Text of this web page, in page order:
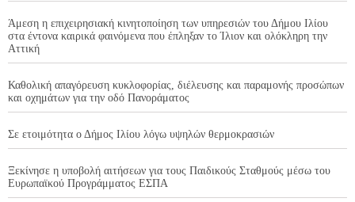
Άμεση η επιχειρησιακή κινητοποίηση των υπηρεσιών του Δήμου Ιλίου
στα έντονα καιρικά φαινόμενα που έπληξαν το Ίλιον και ολόκληρη την
Αττική
Καθολική απαγόρευση κυκλοφορίας, διέλευσης και παραμονής προσώπων
και οχημάτων για την οδό Πανοράματος
Σε ετοιμότητα ο Δήμος Ιλίου λόγω υψηλών θερμοκρασιών
Ξεκίνησε η υποβολή αιτήσεων για τους Παιδικούς Σταθμούς μέσω του
Ευρωπαϊκού Προγράμματος ΕΣΠΑ